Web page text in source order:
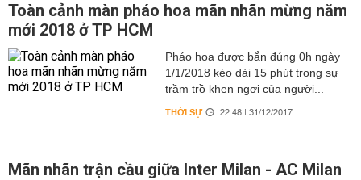
Toàn cảnh màn pháo hoa mãn nhãn mừng năm
mới 2018 ở TP HCM
Pháo hoa được bắn đúng 0h ngày
1/1/2018 kéo dài 15 phút trong sự
trầm trồ khen ngợi của người...
THỜI SỰ 22:48 | 31/12/2017
Mãn nhãn trận cầu giữa Inter Milan - AC Milan